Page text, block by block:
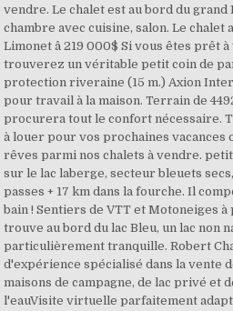
vendre. Le chalet est au bord du grand
chambre avec cuisine, salon. Le chalet
Limonet â 219 000$ Si vous êtes prêt
trouverez un véritable petit coin de
protection riveraine (15 m.) Axion
pour travail à la maison. Terrain de
procurera tout le confort nécessaire.
à louer pour vos prochaines vacances
rêves parmi nos chalets à vendre.
sur le lac laberge, secteur bleuets
passes + 17 km dans la fourche. Il
bain ! Sentiers de VTT et Motoneiges
trouve au bord du lac Bleu, un lac non
particulièrement tranquille. Robert
d'expérience spécialisé dans la vente
maisons de campagne, de lac privé et
l'eauVisite virtuelle parfaitement